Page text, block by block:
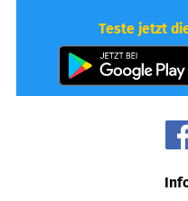
Teste jetzt